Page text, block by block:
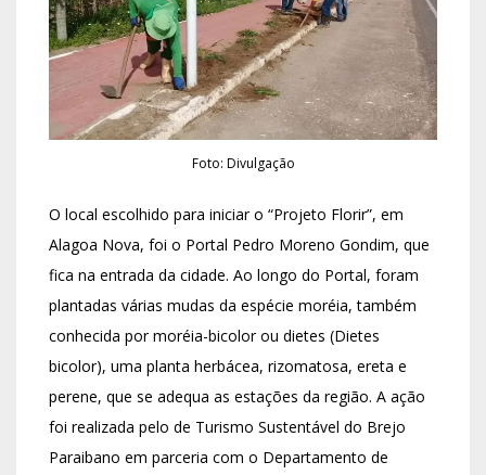
Foto: Divulgação
O local escolhido para iniciar o “Projeto Florir”, em
Alagoa Nova, foi o Portal Pedro Moreno Gondim, que
fica na entrada da cidade. Ao longo do Portal, foram
plantadas várias mudas da espécie moréia, também
conhecida por moréia-bicolor ou dietes (Dietes
bicolor), uma planta herbácea, rizomatosa, ereta e
perene, que se adequa as estações da região. A ação
foi realizada pelo de Turismo Sustentável do Brejo
Paraibano em parceria com o Departamento de